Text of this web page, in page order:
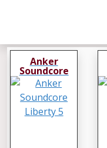
Anker
Soundcore
Liberty 5